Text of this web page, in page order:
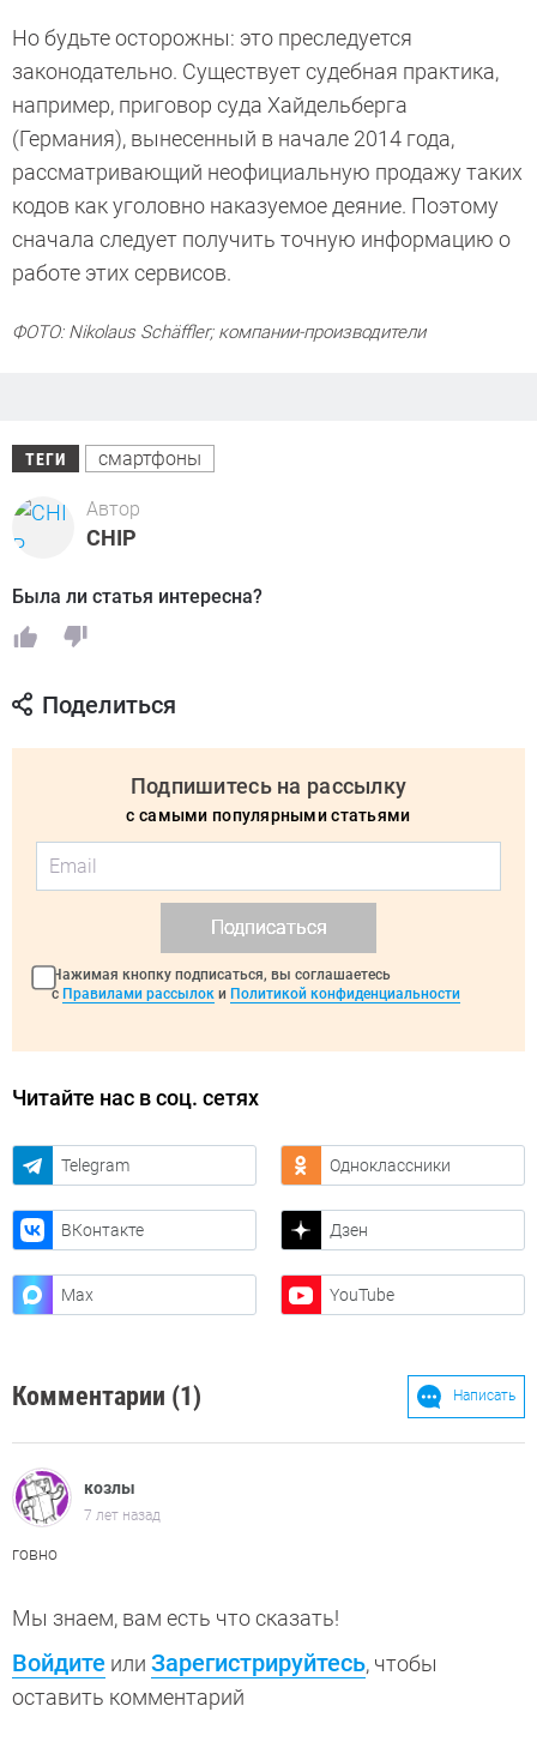
Но будьте осторожны: это преследуется
законодательно. Существует судебная практика,
например, приговор суда Хайдельберга
(Германия), вынесенный в начале 2014 года,
рассматривающий неофициальную продажу таких
кодов как уголовно наказуемое деяние. Поэтому
сначала следует получить точную информацию о
работе этих сервисов.
ФОТО: Nikolaus Schäffler; компании-производители
ТЕГИ смартфоны
Автор
CHIP
Была ли статья интересна?
Поделиться
Подпишитесь на рассылку
с самыми популярными статьями
Подписаться
Нажимая кнопку подписаться, вы соглашаетесь
с Правилами рассылок и Политикой конфиденциальности
Читайте нас в соц. сетях
Telegram Одноклассники
ВКонтакте Дзен
Max YouTube
Комментарии (1) Написать
козлы
7 лет назад
говно
Мы знаем, вам есть что сказать!
Войдите или Зарегистрируйтесь, чтобы
оставить комментарий